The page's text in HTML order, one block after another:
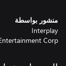
منشور بواسطة
Interplay
Corp.